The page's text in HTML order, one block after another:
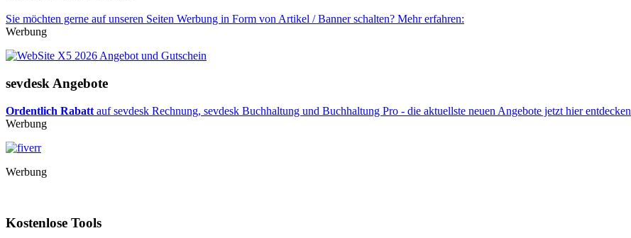
Sie möchten gerne auf unseren Seiten Werbung in Form von Artikel / Banner schalten? Mehr erfahren:
Werbung
sevdesk Angebote
Ordentlich Rabatt auf sevdesk Rechnung, sevdesk Buchhaltung und Buchhaltung Pro - die aktuellste neuen Angebote jetzt hier entdecken
Werbung
Werbung
Kostenlose Tools